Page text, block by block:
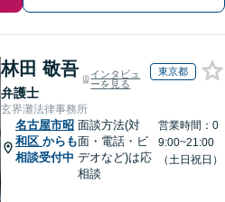
林田 敬吾
弁護士
インタビュ
ーを見る
東京都
玄界灘法律事務所
名古屋市昭
和区 からも
相談受付中
面談方法(対
面・電話・ビ
デオなど)は応
相談
営業時間：0
9:00~21:00
（土日祝日）